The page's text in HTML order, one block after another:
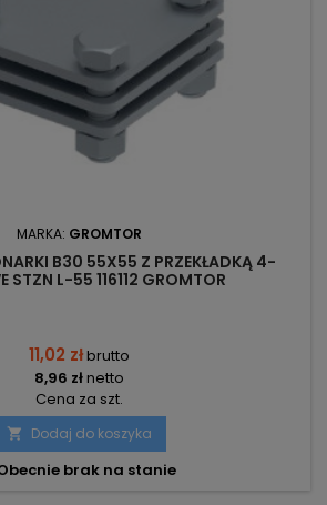
MARKA: GROMTOR
B30 55X55 Z PRZEKŁADKĄ 4-
STZN L-55 116112 GROMTOR
11,02 złbrutto
8,96 złnetto
Cena za szt.
 Dodaj do koszyka
brak na stanie